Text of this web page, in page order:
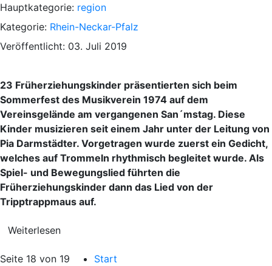
Hauptkategorie: region
Kategorie: Rhein-Neckar-Pfalz
Veröffentlicht: 03. Juli 2019
23 Früherziehungskinder präsentierten sich beim
Sommerfest des Musikverein 1974 auf dem
Vereinsgelände am vergangenen San´mstag. Diese
Kinder musizieren seit einem Jahr unter der Leitung von
Pia Darmstädter. Vorgetragen wurde zuerst ein Gedicht,
welches auf Trommeln rhythmisch begleitet wurde. Als
Spiel- und Bewegungslied führten die
Früherziehungskinder dann das Lied von der
Tripptrappmaus auf.
Weiterlesen
Seite 18 von 19
Start